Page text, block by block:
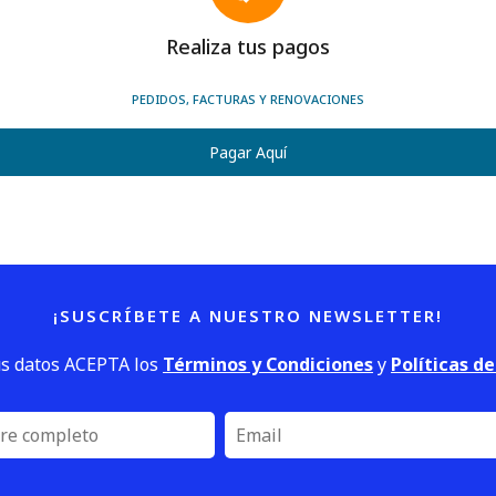
Realiza tus pagos
PEDIDOS, FACTURAS Y RENOVACIONES
Pagar Aquí
¡SUSCRÍBETE A NUESTRO NEWSLETTER!
datos ACEPTA los Términos y Condicionesy Políticas